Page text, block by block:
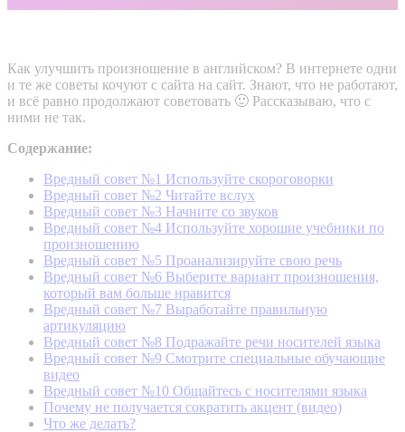
Как улучшить произношение в английском? В интернете одни
и те же советы кочуют с сайта на сайт. Знают, что не работают,
и всё равно продолжают советовать 🙂 Рассказываю, что с
ними не так.
Содержание:
Вредный совет №1 Используйте скороговорки
Вредный совет №2 Читайте вслух
Вредный совет №3 Начните со звуков
Вредный совет №4 Используйте хорошие учебники по
произношению
Вредный совет №5 Проанализируйте свою речь
Вредный совет №6 Выберите вариант произношения,
который вам больше нравится
Вредный совет №7 Выработайте правильную
артикуляцию
Вредный совет №8 Подражайте речи носителей языка
Вредный совет №9 Смотрите специальные обучающие
видео
Вредный совет №10 Общайтесь с носителями языка
Почему не получается сократить акцент (видео)
Что же делать?